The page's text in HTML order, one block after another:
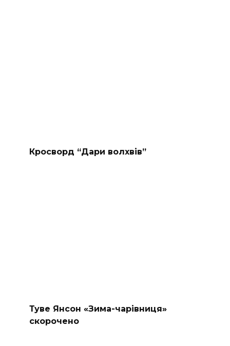
Кросворд “Дари волхвів”
Туве Янсон «Зима-чарівниця»
скорочено